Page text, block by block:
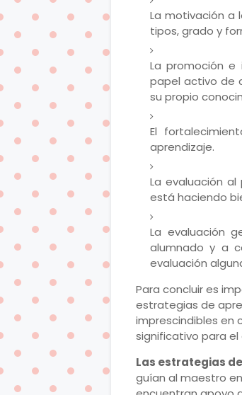
La motivación a
tipos, grado y
La promoción e
papel activo de
su propio
El
aprendizaje.
La evaluación
está haciendo
La evaluación
alumnado y a
evaluación
Para concluir es
estrategias de
imprescindibles en
significativo para el
Las estrategias
guían al maestro